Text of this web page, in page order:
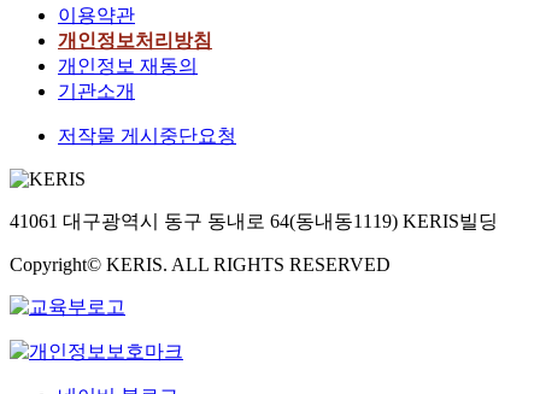
이용약관
개인정보처리방침
개인정보 재동의
기관소개
저작물 게시중단요청
41061 대구광역시 동구 동내로 64(동내동1119) KERIS빌딩
Copyright© KERIS. ALL RIGHTS RESERVED